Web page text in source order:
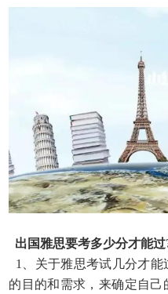
出国雅思要考多少分才能过
1、关于雅思考试几分才
的目的和需求，来确定自